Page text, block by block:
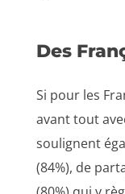
Des
Si pour les
avant tout
soulignent
(84%), de